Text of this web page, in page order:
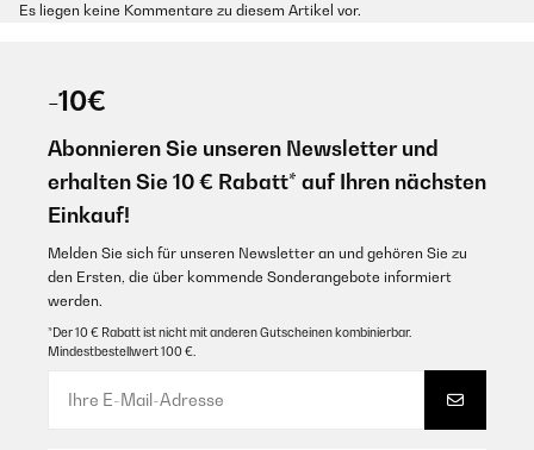
Es liegen keine Kommentare zu diesem Artikel vor.
-10€
Abonnieren Sie unseren Newsletter und
erhalten Sie 10 € Rabatt* auf Ihren nächsten
Einkauf!
Melden Sie sich für unseren Newsletter an und gehören Sie zu
den Ersten, die über kommende Sonderangebote informiert
werden.
*Der 10 € Rabatt ist nicht mit anderen Gutscheinen kombinierbar.
Mindestbestellwert 100 €.